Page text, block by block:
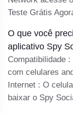
Teste Grátis
O que você
aplicativo Spy
Compatibilidade
com celulares
Internet : O
baixar o Spy